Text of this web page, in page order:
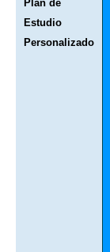
Plan de
Estudio
Personalizado